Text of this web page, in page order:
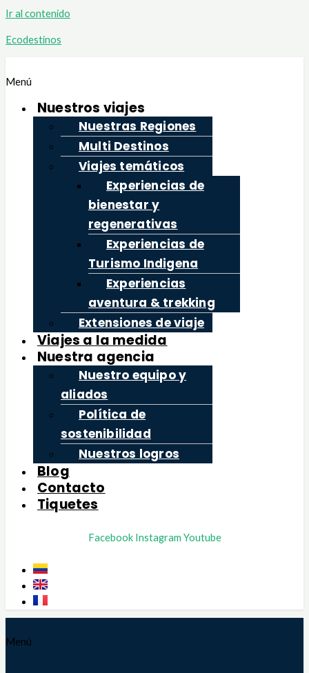
Ir al contenido
Ecodestinos
Menú
Nuestros viajes
Nuestras Regiones
Multi Destinos
Viajes temáticos
Experiencias de
bienestar y
regenerativas
Experiencias de
Turismo Indigena
Experiencias
aventura & trekking
Extensiones de viaje
Viajes a la medida
Nuestra agencia
Nuestro equipo y
aliados
Política de
sostenibilidad
Nuestros logros
Blog
Contacto
Tiquetes
Facebook Instagram Youtube
Menú